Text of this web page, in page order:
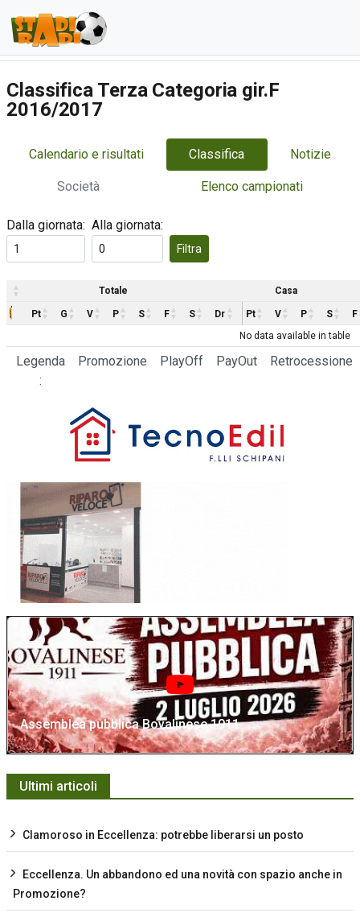
Classifica Terza Categoria gir.F
2016/2017
Calendario e risultati Classifica Notizie
Società Elenco campionati
Dalla giornata: Alla giornata:
Filtra
Totale Casa
Pt G V P S F S Dr Pt V P S
F
No data available in table
Legenda
:
Promozione PlayOff PayOut Retrocessione
Assemblea pubblica Bovalinese 1911
Ultimi articoli
Clamoroso in Eccellenza: potrebbe liberarsi un posto
Eccellenza. Un abbandono ed una novità con spazio anche in
Promozione?